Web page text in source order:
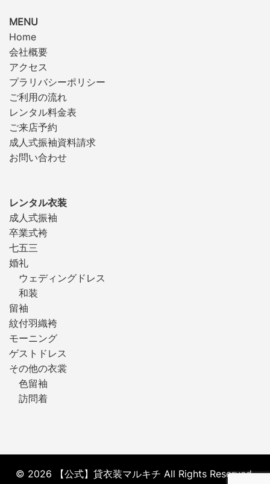
MENU
Home
会社概要
アクセス
プラリバシーポリシー
ご利用の流れ
レンタル料金表
ご来店予約
成人式振袖資料請求
お問い合わせ
レンタル衣装
成人式振袖
卒業式袴
七五三
婚礼
ウェディングドレス
和装
留袖
紋付羽織袴
モーニング
ゲストドレス
その他の衣裳
色留袖
訪問着
© 2026 【公式】貸衣装マルキチ All Rights Reserved.